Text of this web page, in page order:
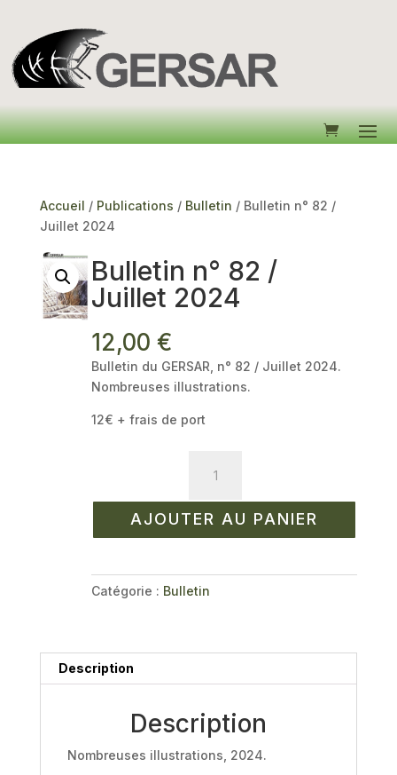
Accueil / Publications / Bulletin / Bulletin n° 82 /
Juillet 2024
Bulletin n° 82 /
Juillet 2024
12,00€
Bulletin du GERSAR, n° 82 / Juillet 2024.
Nombreuses illustrations.
12€ + frais de port
Bulletin
n°
82
Juillet
AJOUTER AU PANIER
Catégorie : Bulletin
Description
Description
Nombreuses illustrations, 2024.